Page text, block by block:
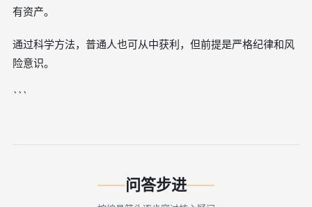
有资产。
通过科学方法，普通人也可从中获利，但前提是严格纪律和风
险意识。
```
问答步进